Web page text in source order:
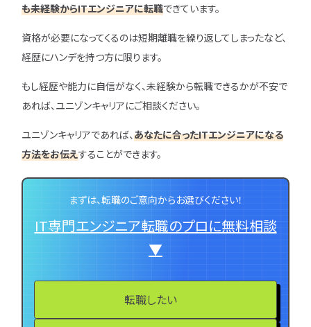
も未経験からITエンジニアに転職できています。
資格が必要になってくるのは短期離職を繰り返してしまったなど、
経歴にハンデを持つ方に限ります。
もし経歴や能力に自信がなく、未経験から転職できるかが不安で
あれば、ユニゾンキャリアにご相談ください。
ユニゾンキャリアであれば、あなたに合ったITエンジニアになる
方法をお伝えすることができます。
まずは、転職のご意向からお選びください！
IT専門エンジニア転職のプロに無料相談
▼
転職したい